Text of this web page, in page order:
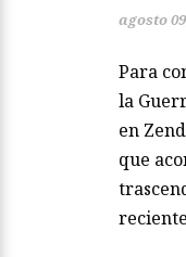
agosto
Para
la
en
que